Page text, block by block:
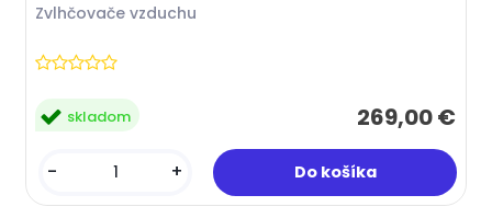
Zvlhčovače vzduchu
269,00 €
skladom
- +